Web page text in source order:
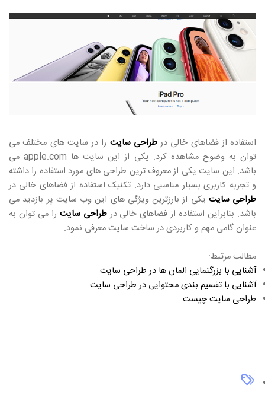
استفاده از فضاهای خالی درطراحی سایت را در سایت های مختلف می
توان به وضوح مشاهده کرد. یکی از این سایت ها apple.com می
باشد. این سایت یکی از معروف ترین طراحی های مورد استفاده را داشته
و تجربه کاربری بسیار مناسبی دارد. تکنیک استفاده از فضاهای خالی در
طراحی سایت یکی از بارزترین ویژگی های این وب سایت پر بازدید می
باشد. بنابراین استفاده از فضاهای خالی درطراحی سایت را می توان به
عنوان گامی مهم و کاربردی در ساخت سایت معرفی نمود.
مطالب مرتبط:
آشنایی با بزرگنمایی المان ها در طراحی سایت
آشنایی با تقسیم بندی محتوایی در طراحی سایت
طراحی سایت چیست